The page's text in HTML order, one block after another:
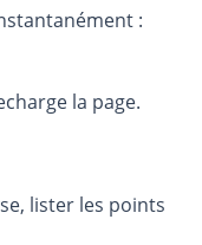
:
la page.
lister les points